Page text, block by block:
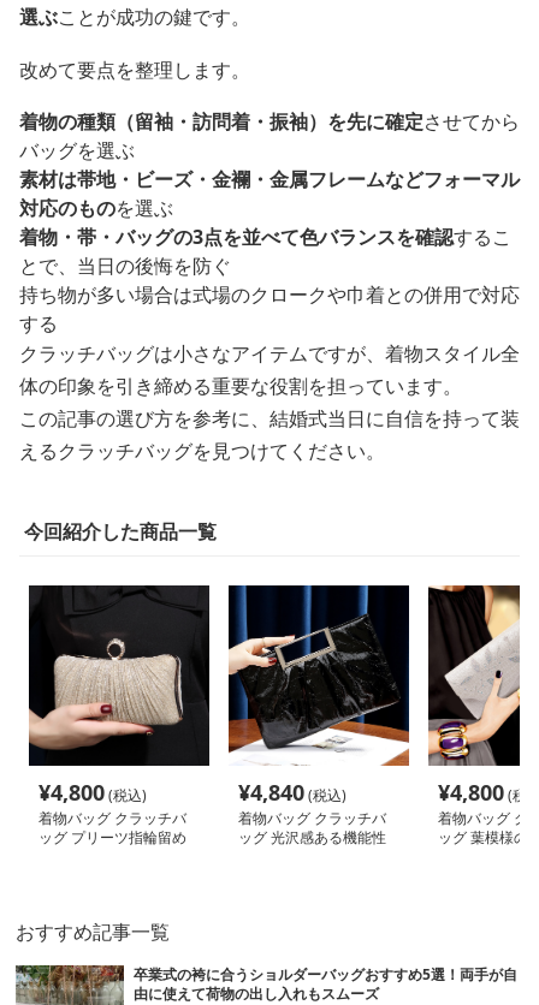
選ぶことが成功の鍵です。
改めて要点を整理します。
着物の種類（留袖・訪問着・振袖）を先に確定させてから
バッグを選ぶ
素材は帯地・ビーズ・金襴・金属フレームなどフォーマル
対応のものを選ぶ
着物・帯・バッグの3点を並べて色バランスを確認するこ
とで、当日の後悔を防ぐ
持ち物が多い場合は式場のクロークや巾着との併用で対応
する
クラッチバッグは小さなアイテムですが、着物スタイル全
体の印象を引き締める重要な役割を担っています。
この記事の選び方を参考に、結婚式当日に自信を持って装
えるクラッチバッグを見つけてください。
今回紹介した商品一覧
¥4,800(税込)
着物バッグ クラッチバ
ッグ プリーツ指輪留め
¥4,840(税込)
着物バッグ クラッチバ
ッグ 光沢感ある機能性
¥4,800(税
着物バッグ ク
ッグ 葉模様の
おすすめ記事一覧
卒業式の袴に合うショルダーバッグおすすめ5選！両手が自
由に使えて荷物の出し入れもスムーズ